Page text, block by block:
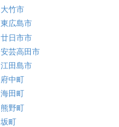
大竹市
東広島市
廿日市市
安芸高田市
江田島市
府中町
海田町
熊野町
坂町